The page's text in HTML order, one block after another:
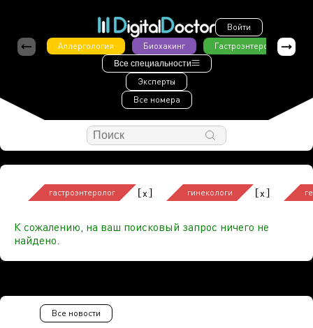
Войти
Аллергология
Биохакинг Гастроэнтерология
Все специальности
Эксперты
Все номера
гастроэнтеролог [x] гинекологи [x]
К сожалению, на ваш поисковый запрос ничего не
найдено.
Все новости